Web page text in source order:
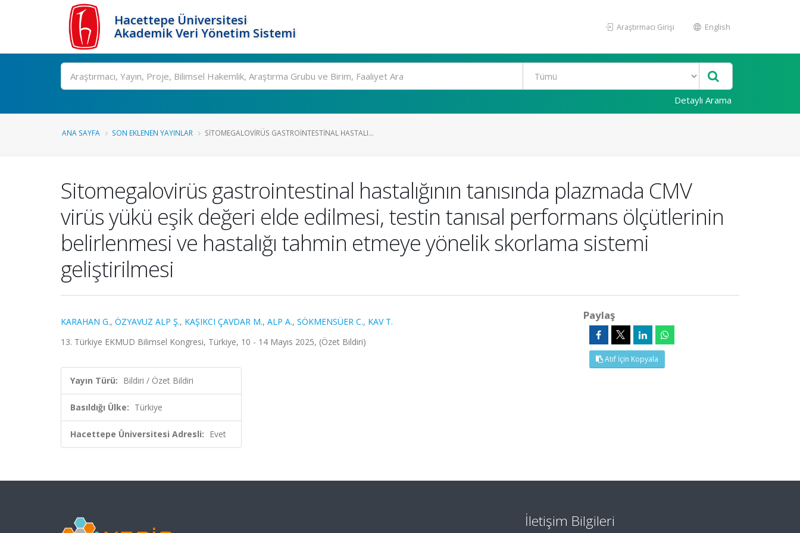
Hacettepe Üniversitesi
Akademik Veri Yönetim Sistemi
Araştırmacı Girişi English
Ara
Detaylı Arama
ANA SAYFA SON EKLENEN YAYINLAR SITOMEGALOVIRÜS GASTROINTESTINAL HASTALI...
Sitomegalovirüs gastrointestinal hastalığının tanısında plazmada CMV
virüs yükü eşik değeri elde edilmesi, testin tanısal performans ölçütlerinin
belirlenmesi ve hastalığı tahmin etmeye yönelik skorlama sistemi
geliştirilmesi
KARAHAN G., ÖZYAVUZ ALP Ş., KAŞIKCI ÇAVDAR M., ALP A., SÖKMENSÜER C., KAV T.
13. Türkiye EKMUD Bilimsel Kongresi, Türkiye, 10 - 14 Mayıs 2025, (Özet Bildiri)
Yayın Türü: Bildiri / Özet Bildiri
Basıldığı Ülke: Türkiye
Hacettepe Üniversitesi Adresli: Evet
Paylaş
Atıf İçin Kopyala
İletişim Bilgileri